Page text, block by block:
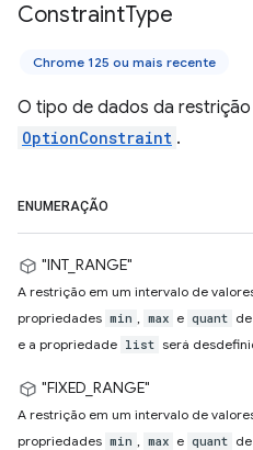
ConstraintType
Chrome 125 ou mais recente
O tipo de dados da
OptionConstraint .
ENUMERAÇÃO
"INT_RANGE"
A restrição em um intervalo de
propriedades min , max e quant de
e a propriedade list será
"FIXED_RANGE"
A restrição em um intervalo de
propriedades min , max e quant de